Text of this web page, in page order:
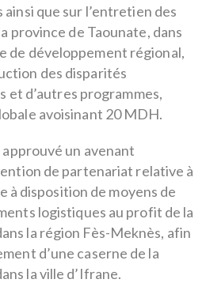
que sur l’entretien des
province de Taounate, dans
de développement régional,
des disparités
d’autres programmes,
avoisinant 20 MDH.
un avenant
de partenariat relative à
à disposition de moyens de
logistiques au profit de la
la région Fès-Meknès, afin
d’une caserne de la
la ville d’Ifrane.